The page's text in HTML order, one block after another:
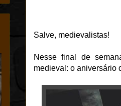
Salve, medievalistas!
Nesse final de
medieval: o aniversário